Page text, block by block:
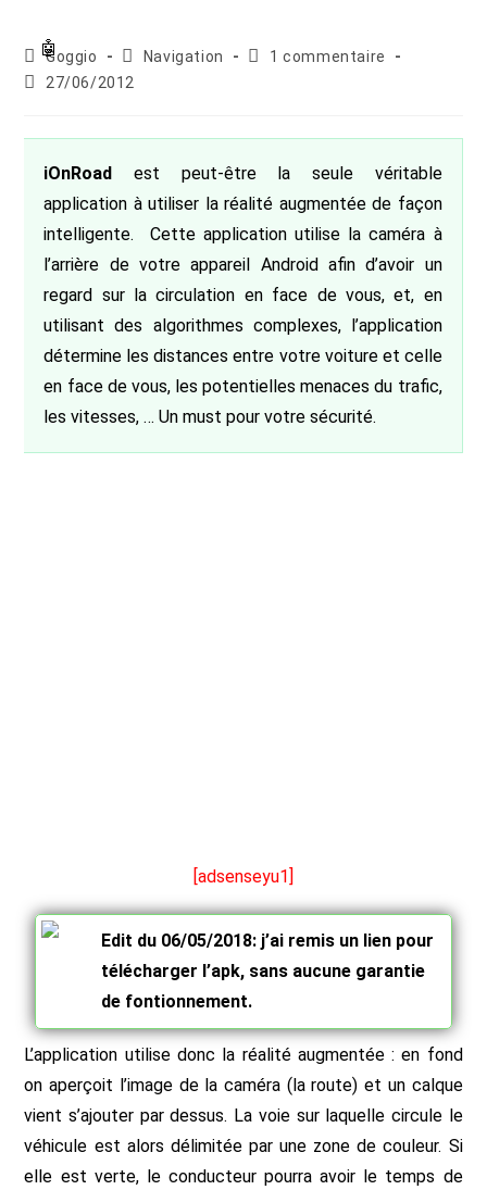
Auteur/autrice
de
Goggio
Post
category:
Navigation
Commentaires
1 commentaire
Publication
27/06/2012
iOnRoad est peut-être la seule véritable
application à utiliser la réalité augmentée de façon
intelligente. Cette application utilise la caméra à
l’arrière de votre appareil Android afin d’avoir un
regard sur la circulation en face de vous, et, en
utilisant des algorithmes complexes, l’application
détermine les distances entre votre voiture et celle
en face de vous, les potentielles menaces du trafic,
les vitesses, … Un must pour votre sécurité.
[adsenseyu1]
Edit du 06/05/2018: j’ai remis un lien pour
télécharger l’apk, sans aucune garantie
de fontionnement.
L’application utilise donc la réalité augmentée : en fond
on aperçoit l’image de la caméra (la route) et un calque
vient s’ajouter par dessus. La voie sur laquelle circule le
véhicule est alors délimitée par une zone de couleur. Si
elle est verte, le conducteur pourra avoir le temps de